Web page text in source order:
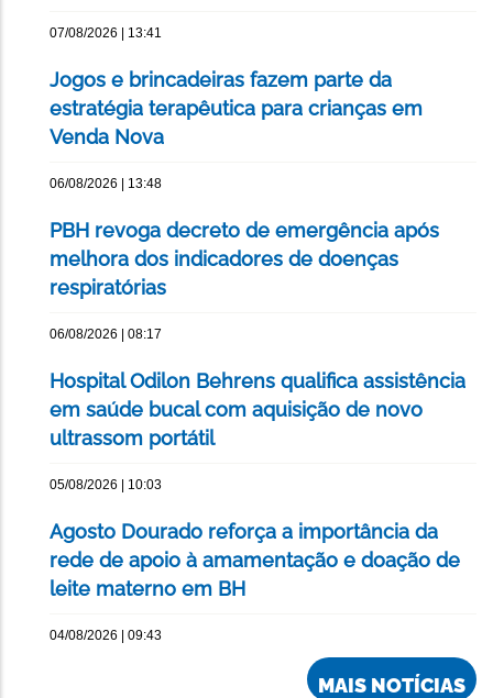
07/08/2026 | 13:41
Jogos e brincadeiras fazem parte da
estratégia terapêutica para crianças em
Venda Nova
06/08/2026 | 13:48
PBH revoga decreto de emergência após
melhora dos indicadores de doenças
respiratórias
06/08/2026 | 08:17
Hospital Odilon Behrens qualifica assistência
em saúde bucal com aquisição de novo
ultrassom portátil
05/08/2026 | 10:03
Agosto Dourado reforça a importância da
rede de apoio à amamentação e doação de
leite materno em BH
04/08/2026 | 09:43
MAIS NOTÍCIAS